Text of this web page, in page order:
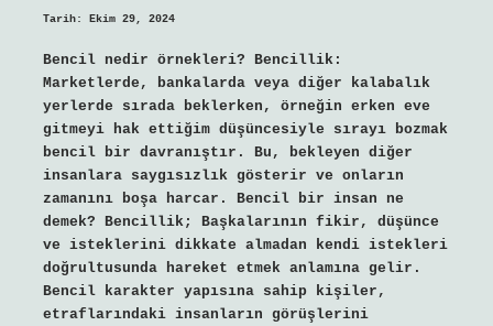
Tarih: Ekim 29, 2024
Bencil nedir örnekleri? Bencillik:
Marketlerde, bankalarda veya diğer kalabalık
yerlerde sırada beklerken, örneğin erken eve
gitmeyi hak ettiğim düşüncesiyle sırayı bozmak
bencil bir davranıştır. Bu, bekleyen diğer
insanlara saygısızlık gösterir ve onların
zamanını boşa harcar. Bencil bir insan ne
demek? Bencillik; Başkalarının fikir, düşünce
ve isteklerini dikkate almadan kendi istekleri
doğrultusunda hareket etmek anlamına gelir.
Bencil karakter yapısına sahip kişiler,
etraflarındaki insanların görüşlerini